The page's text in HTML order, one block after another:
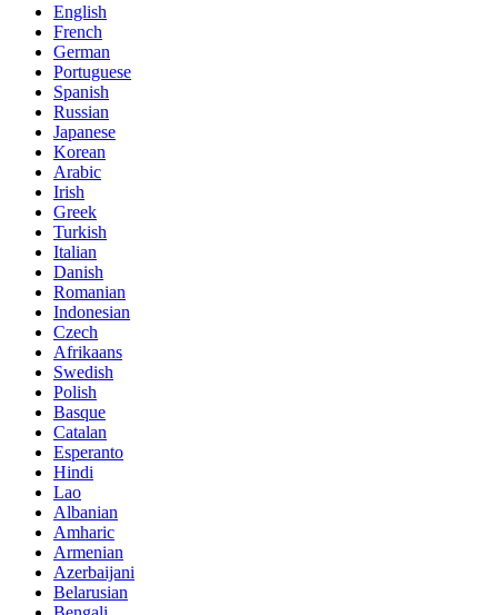
English
French
German
Portuguese
Spanish
Russian
Japanese
Korean
Arabic
Irish
Greek
Turkish
Italian
Danish
Romanian
Indonesian
Czech
Afrikaans
Swedish
Polish
Basque
Catalan
Esperanto
Hindi
Lao
Albanian
Amharic
Armenian
Azerbaijani
Belarusian